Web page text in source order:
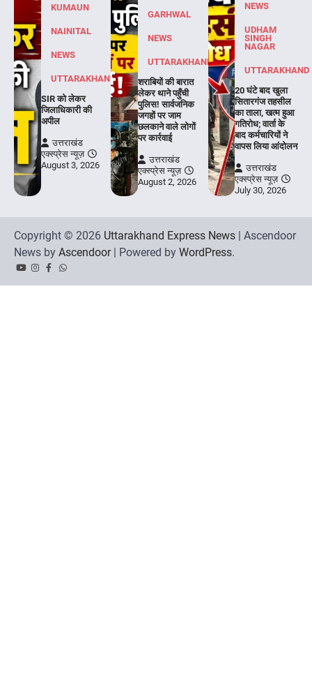
KUMAUN
NAINITAL
NEWS
UTTARAKHAND
SIR को लेकर
जिलाधिकारी की
अपील
उत्तराखंड
एक्स्प्रेस न्यूज़
August 3, 2026
GARHWAL
NEWS
UTTARAKHAND
शराबियों की बारात
लेकर थाने पहुँची
पुलिस! सार्वजनिक
जगहों पर जाम
छलकाने वाले लोगों
पर कार्रवाई
उत्तराखंड
एक्स्प्रेस न्यूज़
August 2, 2026
NEWS
UDHAM
SINGH
NAGAR
UTTARAKHAND
20 घंटे बाद खुला
सितारगंज तहसील
का ताला, खत्म हुआ
गतिरोध; वार्ता के
बाद कर्मचारियों ने
वापस लिया आंदोलन
उत्तराखंड
एक्स्प्रेस न्यूज़
July 30, 2026
Copyright © 2026 Uttarakhand Express News | Ascendoor
News by Ascendoor| Powered by WordPress.
YouTubeInstagram
Facebook
Whatsapp